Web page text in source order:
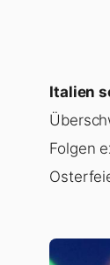
Italien
Folgen